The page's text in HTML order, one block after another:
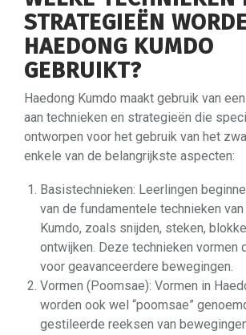
STRATEGIEËN
HAEDONG KUMDO
GEBRUIKT?
Haedong Kumdo maakt gebruik van
aan technieken en strategieën die
ontworpen voor het gebruik van het
enkele van de belangrijkste aspecten:
Basistechnieken: Leerlingen
van de fundamentele technieken
Kumdo, zoals snijden, steken,
ontwijken. Deze technieken vormen
voor geavanceerdere bewegingen.
Vormen (Poomsae): Vormen in
worden ook wel “poomsae”
gestileerde reeksen van